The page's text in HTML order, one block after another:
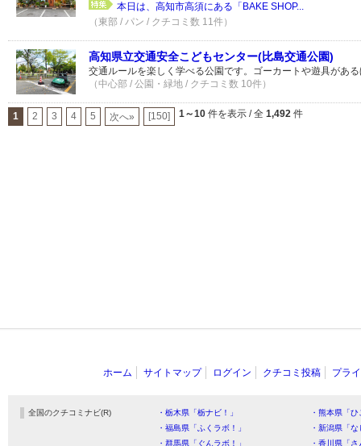
本日は、高知市高須にある「BAKE SHOP...
（東部 / パン / クチコミ数 11件）
高知県立交通安全こどもセンター(比島交通公園)
交通ルールを楽しく学べる公園です。ゴーカートや遊具があ
（中心部 / 公園・緑地 / クチコミ数 10件）
1 2 3 4 5 次へ» [150] 1～10 件を表示 / 全 1,492 件
ホーム サイトマップ ログイン クチコミ投稿 プラ
全国のクチコミナビ(R) ・栃木県「栃ナビ！」
・熊本県「
・福島県「ふくラボ！」
・新潟県「
・群馬県「ぐんラボ！」
・香川県「